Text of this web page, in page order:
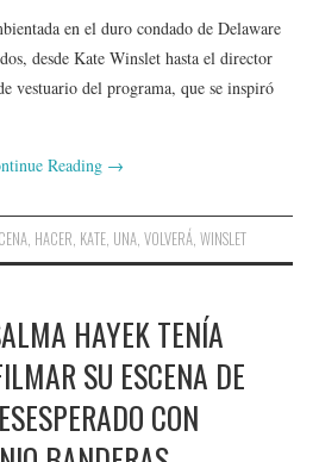
en el duro condado de Delaware
desde Kate Winslet hasta el director
vestuario del programa, que se inspiró
Reading →
, HACER, KATE, UNA, VOLVERÁ, WINSLET
HAYEK TENÍA
SU ESCENA DE
CON